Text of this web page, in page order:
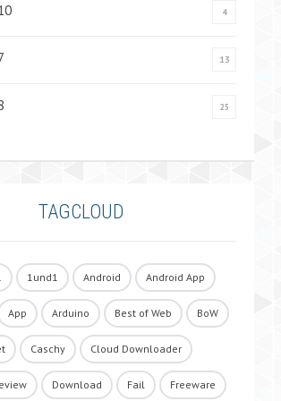
4
13
25
TAGCLOUD
1und1 Android Android App
App Arduino Best of Web BoW
Caschy Cloud Downloader
Download Fail Freeware